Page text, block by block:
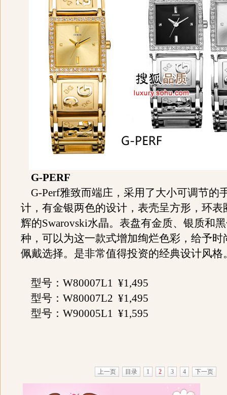
G-PERF
G-Perf雅致而端庄，采用了大小可调节的
计，有金银两色的设计，表壳呈方形，环表
辉的Swarovski水晶。表盘有金质、银质和
种，可以为这一款式增加绚烂色彩，给予时
佩戴选择。是非常值得投资的经典设计风格
型号：W80007L1 ¥1,495
型号：W80007L2 ¥1,495
型号：W90005L1 ¥1,595
上一页 目录 1 2 3 4 下一页